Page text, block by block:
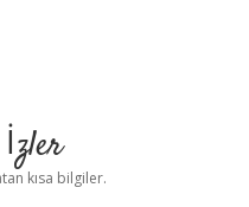
kısa bilgiler.